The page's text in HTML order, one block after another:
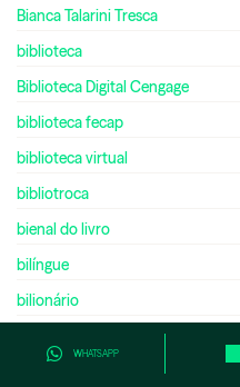
WHATSAPP
Bianca Talarini Tresca
biblioteca
Biblioteca Digital Cengage
biblioteca fecap
biblioteca virtual
bibliotroca
bienal do livro
bilíngue
bilionário